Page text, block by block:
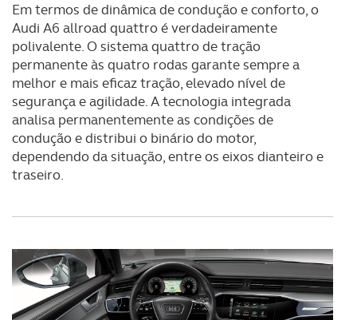
Em termos de dinâmica de condução e conforto, o
Audi A6 allroad quattro é verdadeiramente
polivalente. O sistema quattro de tração
permanente às quatro rodas garante sempre a
melhor e mais eficaz tração, elevado nível de
segurança e agilidade. A tecnologia integrada
analisa permanentemente as condições de
condução e distribui o binário do motor,
dependendo da situação, entre os eixos dianteiro e
traseiro.